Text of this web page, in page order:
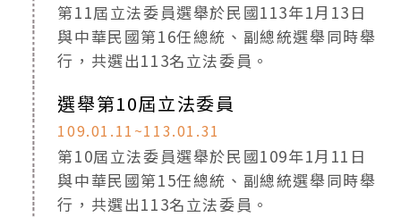
第11屆立法委員選舉於民國113年1月13日
與中華民國第16任總統、副總統選舉同時舉
行，共選出113名立法委員。
選舉第10屆立法委員
109.01.11~113.01.31
第10屆立法委員選舉於民國109年1月11日
與中華民國第15任總統、副總統選舉同時舉
行，共選出113名立法委員。